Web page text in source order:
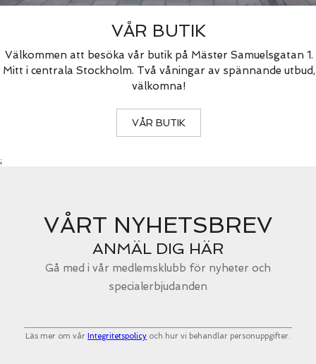
VÅR BUTIK
Välkommen att besöka vår butik på Mäster Samuelsgatan 1.
Mitt i centrala Stockholm. Två våningar av spännande utbud,
välkomna!
VÅR BUTIK
;
VÅRT NYHETSBREV
ANMÄL DIG HÄR
Gå med i vår medlemsklubb för nyheter och
specialerbjudanden
Läs mer om vår Integritetspolicy och hur vi behandlar personuppgifter.